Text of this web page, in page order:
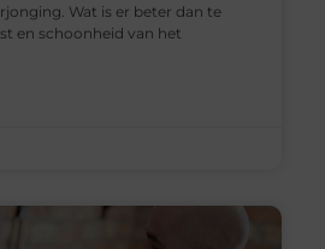
Wat is er beter dan te
en schoonheid van het